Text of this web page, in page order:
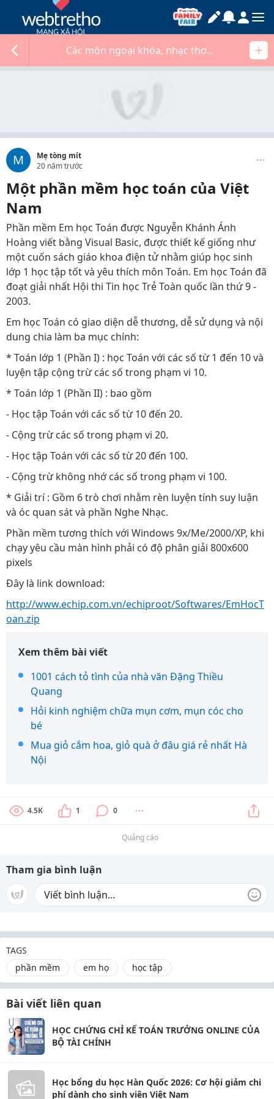
Các môn ngoại khóa, nhạc thơ...
M
Mẹ tòng mít
20 năm trước
Một phần mềm học toán của Việt
Nam
Phần mềm Em học Toán được Nguyễn Khánh Ánh
Hoàng viết bằng Visual Basic, được thiết kế giống như
một cuốn sách giáo khoa điện tử nhằm giúp học sinh
lớp 1 học tập tốt và yêu thích môn Toán. Em học Toán đã
đoạt giải nhất Hội thi Tin học Trẻ Toàn quốc lần thứ 9 -
2003.
Em học Toán có giao diện dễ thương, dễ sử dụng và nội
dung chia làm ba mục chính:
* Toán lớp 1 (Phần I) : học Toán với các số từ 1 đến 10 và
luyện tập cộng trừ các số trong phạm vi 10.
* Toán lớp 1 (Phần II) : bao gồm
- Học tập Toán với các số từ 10 đến 20.
- Cộng trừ các số trong phạm vi 20.
- Học tập Toán với các số từ 20 đến 100.
- Cộng trừ không nhớ các số trong phạm vi 100.
* Giải trí : Gồm 6 trò chơi nhằm rèn luyện tính suy luận
và óc quan sát và phần Nghe Nhạc.
Phần mềm tương thích với Windows 9x/Me/2000/XP, khi
chạy yêu cầu màn hình phải có độ phân giải 800x600
pixels
Đây là link download:
http://www.echip.com.vn/echiproot/Softwares/EmHocT
oan.zip
Xem thêm bài viết
1001 cách tỏ tình của nhà văn Đặng Thiều
Quang
Hỏi kinh nghiệm chữa mụn cơm, mụn cóc cho
bé
Mua giỏ cắm hoa, giỏ quà ở đâu giá rẻ nhất Hà
Nội
4.5K 1 0
Quảng cáo
Tham gia bình luận
TAGS
phần mềm
em họ học tập
Bài viết liên quan
HỌC CHỨNG CHỈ KẾ TOÁN TRƯỞNG ONLINE CỦA
BỘ TÀI CHÍNH
Học bổng du học Hàn Quốc 2026: Cơ hội giảm chi
phí dành cho sinh viên Việt Nam